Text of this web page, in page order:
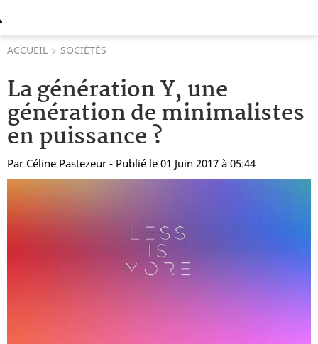
ACCUEIL SOCIÉTÉS
La génération Y, une
génération de minimalistes
en puissance ?
Par Céline Pastezeur - Publié le 01 Juin 2017 à 05:44